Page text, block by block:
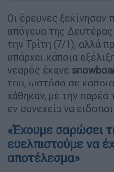
Οι έρευνες ξεκίνησαν
απόγευα της Δευτέρας
την Τρίτη (7/1), αλλά
υπάρχει κάποια
νεαρός έκανε
του, ωστόσο σε κάποια
χάθηκαν, με την παρέα
εν συνεχεία να
«Έχουμε σαρώσει
ευελπιστούμε να
αποτέλεσμα»